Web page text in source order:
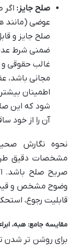
صلح جایز:
عوضی (مانند
صلح جایز و
ضمنی شرط عدم
غالب حقوقی و
مجانی باشد،
اطمینان
شود که این
آن را از خود
نحوه نگارش
مشخصات دقیق
صریح صلح باشد.
وضوح مشخص و قید
قابلیت رجوع،
مقایسه جامع: هبه،
برای روشن تر شدن